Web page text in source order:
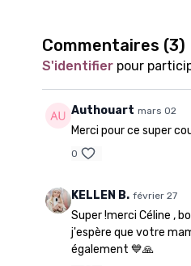
Commentaires (3)
S'identifierpour
Authouart mars 02
Merci pour ce super
0
KELLEN B. février 27
Super !merci Céline ,
j'espère que votre
également 💙🙏